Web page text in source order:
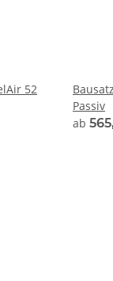
52
Passiv
ab